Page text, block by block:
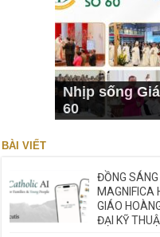
Nhịp sống
60
BÀI VIẾT
ĐỒNG
MAGNIFICA
GIÁO
ĐẠI KỸ